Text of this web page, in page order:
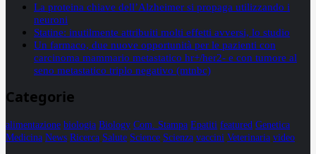
La proteina chiave dell’Alzheimer si propaga utilizzando i
neuroni
Statine: inutilmente attribuiti molti effetti avversi, lo studio
Un farmaco, due nuove opportunità per le pazienti con
carcinoma mammario metastatico hr+/her2- e con tumore al
seno metastatico triplo negativo (mtnbc)
Categorie
alimentazione biologia Biology Com. Stampa Epatiti featured Genetica
Medicina News Ricerca Salute Science Scienza vaccini Veterinaria video